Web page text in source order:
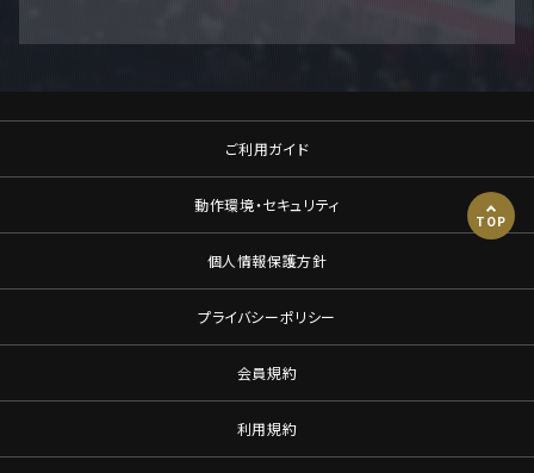
ご利用ガイド
動作環境・セキュリティ
個人情報保護方針
プライバシーポリシー
会員規約
利用規約
TOP